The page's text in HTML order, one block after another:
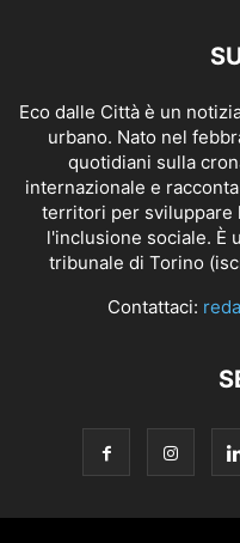
Eco dalle Città è un
urbano. Nato nel
quotidiani sulla
internazionale e
territori per sviluppare
l'inclusione sociale. È
tribunale di Torino
Contattaci: